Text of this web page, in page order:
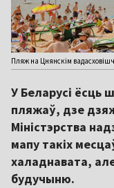
Пляж на Цнянскім
У Беларусі ёсць
пляжаў, дзе
Міністэрства
мапу такіх
халаднавата,
будучыню.